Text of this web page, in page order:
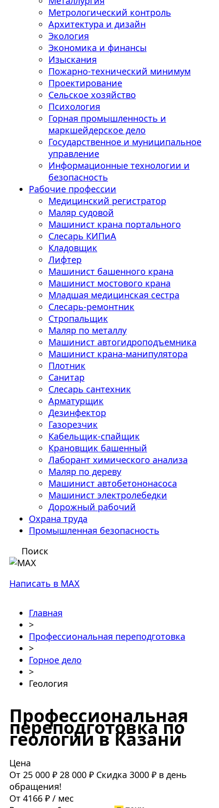
Метрологический контроль
Архитектура и дизайн
Экология
Экономика и финансы
Изыскания
Пожарно-технический минимум
Проектирование
Сельское хозяйство
Психология
Горная промышленность и
маркшейдерское дело
Государственное и муниципальное
управление
Информационные технологии и
безопасность
Рабочие профессии
Медицинский регистратор
Маляр судовой
Машинист крана портального
Слесарь КИПиА
Кладовщик
Лифтер
Машинист башенного крана
Машинист мостового крана
Младшая медицинская сестра
Слесарь-ремонтник
Стропальщик
Маляр по металлу
Машинист автогидроподъемника
Машинист крана-манипулятора
Плотник
Санитар
Слесарь сантехник
Арматурщик
Дезинфектор
Газорезчик
Кабельщик-спайщик
Крановщик башенный
Лаборант химического анализа
Маляр по дереву
Машинист автобетононасоса
Машинист электролебедки
Дорожный рабочий
Охрана труда
Промышленная безопасность
Поиск
Написать в MAX
Главная
>
Профессиональная переподготовка
>
Горное дело
>
Геология
Профессиональная
переподготовка по
геологии в Казани
Цена
От 25 000 ₽ 28 000 ₽ Скидка 3000 ₽ в день
обращения!
От 4166 ₽ / мес